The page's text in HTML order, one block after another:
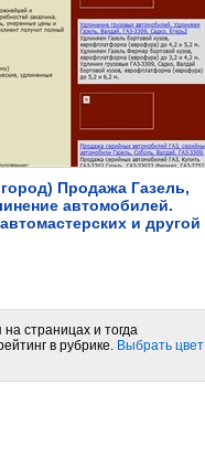
Продажа Газель,
автомобилей.
и другой
страницах и тогда
в рубрике. Выбрать цвет